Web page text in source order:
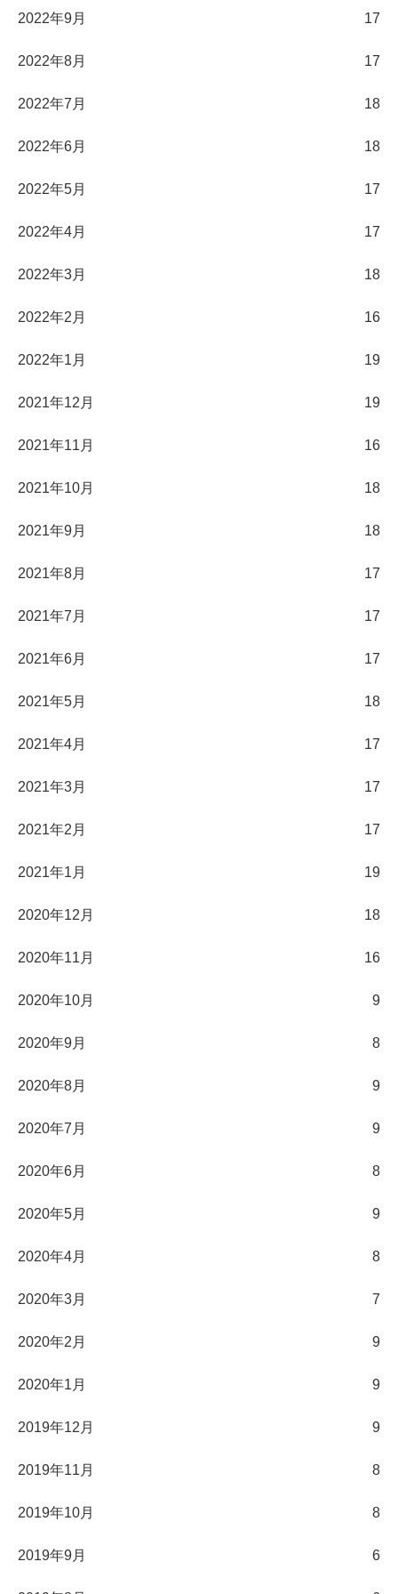
2022年9月 17
2022年8月 17
2022年7月 18
2022年6月 18
2022年5月 17
2022年4月 17
2022年3月 18
2022年2月 16
2022年1月 19
2021年12月 19
2021年11月 16
2021年10月 18
2021年9月 18
2021年8月 17
2021年7月 17
2021年6月 17
2021年5月 18
2021年4月 17
2021年3月 17
2021年2月 17
2021年1月 19
2020年12月 18
2020年11月 16
2020年10月 9
2020年9月 8
2020年8月 9
2020年7月 9
2020年6月 8
2020年5月 9
2020年4月 8
2020年3月 7
2020年2月 9
2020年1月 9
2019年12月 9
2019年11月 8
2019年10月 8
2019年9月 6